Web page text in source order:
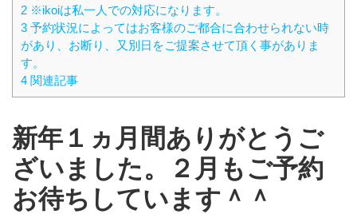
2 ※ikoiは私一人での対応になります。
3 予約状況によってはお客様のご都合に合わせられない時
があり、お断り、又別日をご提案させて頂く事がありま
す。
4 関連記事
新年１ヵ月間ありがとうご
ざいました。２月もご予約
お待ちしています＾＾